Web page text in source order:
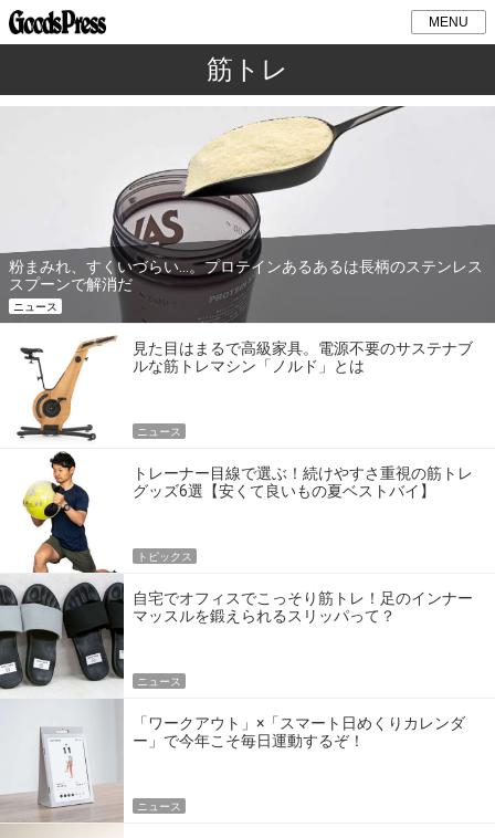
MENU
筋トレ
粉まみれ、すくいづらい…。プロテインあるあるは長柄のステンレス
スプーンで解消だ
ニュース
見た目はまるで高級家具。電源不要のサステナブ
ルな筋トレマシン「ノルド」とは
ニュース
トレーナー目線で選ぶ！続けやすさ重視の筋トレ
グッズ6選【安くて良いもの夏ベストバイ】
トピックス
自宅でオフィスでこっそり筋トレ！足のインナー
マッスルを鍛えられるスリッパって？
ニュース
「ワークアウト」×「スマート日めくりカレンダ
ー」で今年こそ毎日運動するぞ！
ニュース